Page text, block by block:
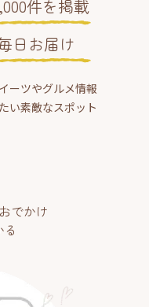
件を掲載
日お届け
ーツやグルメ情報
い素敵なスポット
でかけ